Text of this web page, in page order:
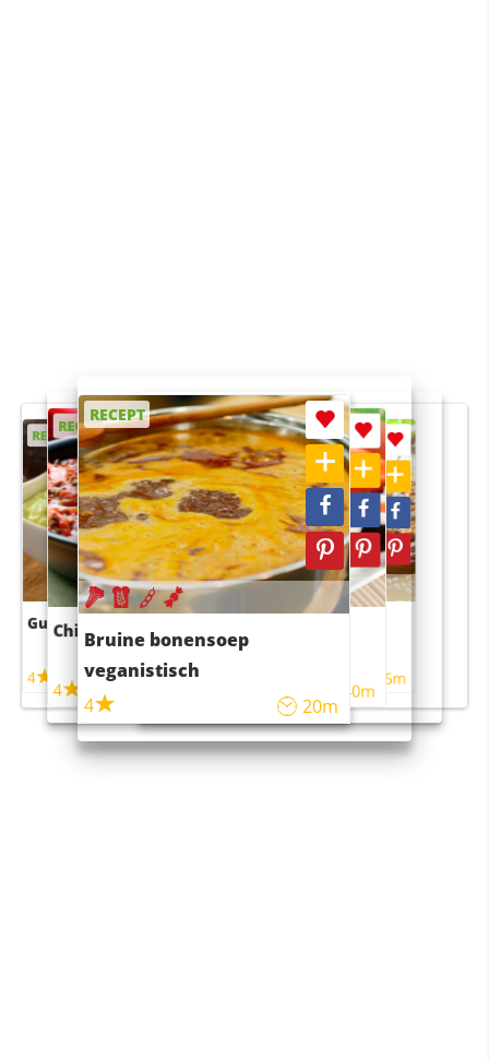
RECEPT
Guacamole
4
RECEPT
Chili con carne
4 45m
RECEPT
Bruine bonensoep
veganistisch
4
20m
RECEPT
Sushi rijstsalade
maaltijdsalade
40m
RECEPT
4 55m